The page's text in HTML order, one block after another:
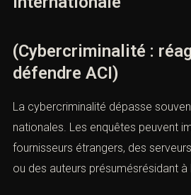
LeCabinet ACI contrôle
respect de la vie privée et du
XVII. Cybercriminalité
coopération